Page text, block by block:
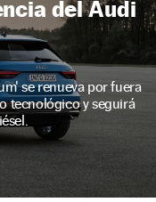
del Audi
se renueva por fuera
tecnológico y seguirá